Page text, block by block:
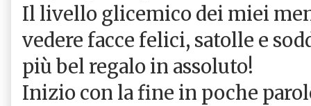
Il livello glicemico dei miei
vedere facce felici, satolle e
più bel regalo in assoluto!
Inizio con la fine in poche